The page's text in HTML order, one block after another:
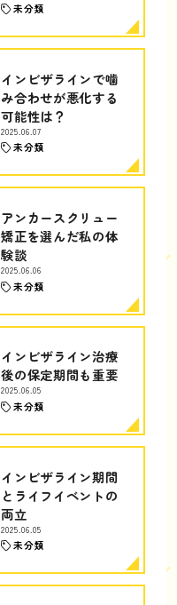
未分類
インビザラインで噛
み合わせが悪化する
可能性は？
2025.06.07
未分類
アンカースクリュー
矯正を選んだ私の体
験談
2025.06.06
未分類
インビザライン治療
後の保定期間も重要
2025.06.05
未分類
インビザライン期間
とライフイベントの
両立
2025.06.05
未分類